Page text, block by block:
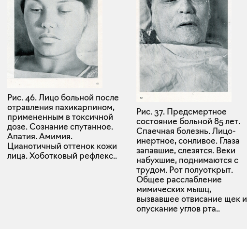
Рис. 46. Лицо больной после
отравления пахикарпином,
примененным в токсичной
дозе. Сознание спутанное.
Апатия. Амимия.
Цианотичный оттенок кожи
лица. Хоботковый рефлекс..
Рис. 37. Предсмертное
состояние больной 85 лет.
Спаечная болезнь. Лицо-
инертное, сонливое. Глаза
запавшие, слезятся. Веки
набухшие, поднимаются с
трудом. Рот полуоткрыт.
Общее расслабление
мимических мышц,
вызвавшее отвисание щек и
опускание углов рта..